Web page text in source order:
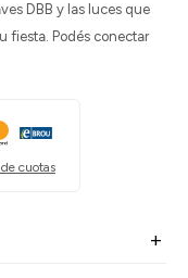
DBB y las luces que
fiesta. Podés conectar
cuotas